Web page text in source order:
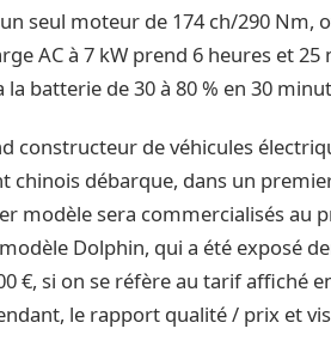
seul moteur de 174 ch/290
AC à 7 kW prend 6 heures et
la batterie de 30 à 80 % en 30
constructeur de véhicules
chinois débarque, dans un
modèle sera commercialisés au
Dolphin, qui a été exposé
€, si on se réfère au tarif affiché
le rapport qualité / prix et